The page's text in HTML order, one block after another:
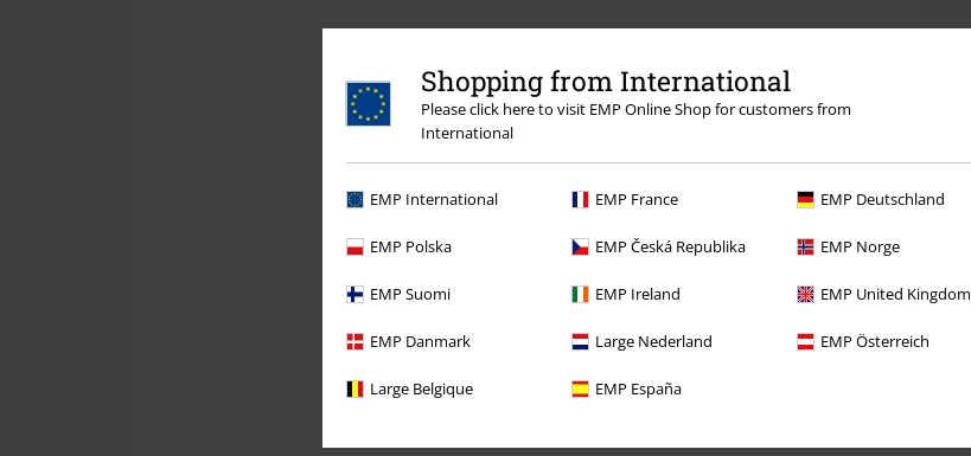
Shopping from International
Please click here to visit EMP Online Shop for customers from
International
EMP International EMP France EMP Deutschland
EMP Polska EMP Česká Republika EMP Norge
EMP Suomi EMP Ireland EMP United Kingdom
EMP Danmark Large Nederland EMP Österreich
Large Belgique EMP España